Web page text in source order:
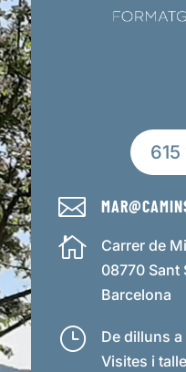
615


Carrer de
08770 Sant
Barcelona
}
De dilluns
Visites i